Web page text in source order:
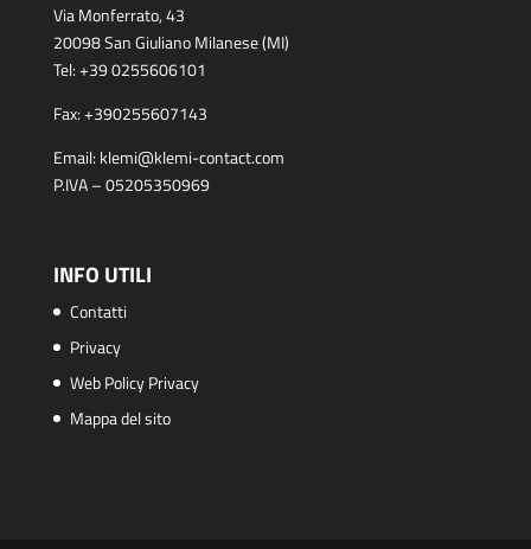
Via Monferrato, 43
20098 San Giuliano Milanese (MI)
Tel:+39 0255606101
Fax:+390255607143
Email: klemi@klemi-contact.com
P.IVA – 05205350969
INFO UTILI
Contatti
Privacy
Web Policy Privacy
Mappa del sito